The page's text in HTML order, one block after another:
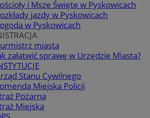
i Msze Święte w Pyskowicach
jazdy w Pyskowicach
w Pyskowicach
miasta
załatwić sprawę w Urzędzie Miasta?
Stanu Cywilnego
Miejska Policji
Pożarna
Miejska